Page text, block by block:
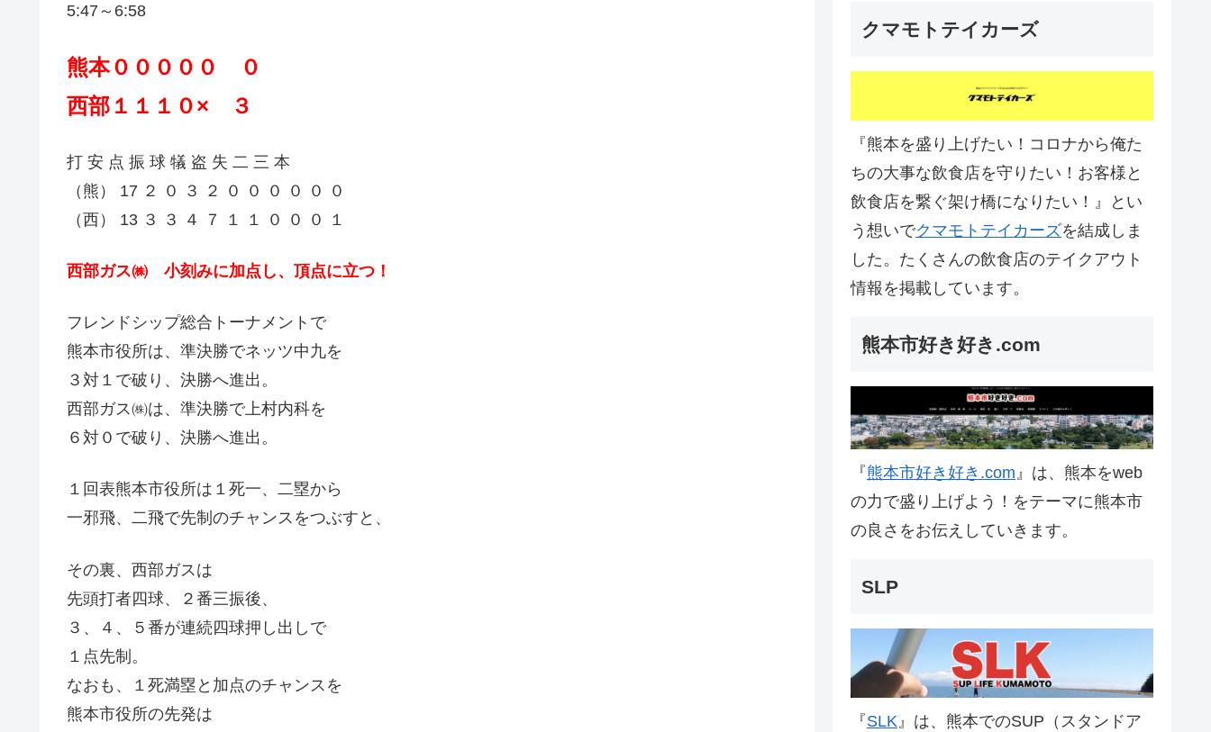
5:47～6:58
熊本０００００ ０
西部１１１０× ３
打 安 点 振 球 犠 盗 失 二 三 本
（熊） 17 ２ ０ ３ ２ ０ ０ ０ ０ ０ ０
（西） 13 ３ ３ ４ ７ １ １ ０ ０ ０ １
西部ガス㈱ 小刻みに加点し、頂点に立つ！
フレンドシップ総合トーナメントで
熊本市役所は、準決勝でネッツ中九を
３対１で破り、決勝へ進出。
西部ガス㈱は、準決勝で上村内科を
６対０で破り、決勝へ進出。
１回表熊本市役所は１死一、二塁から
一邪飛、二飛で先制のチャンスをつぶすと、
その裏、西部ガスは
先頭打者四球、２番三振後、
３、４、５番が連続四球押し出しで
１点先制。
なおも、１死満塁と加点のチャンスを
熊本市役所の先発は
クマモトテイカーズ
『熊本を盛り上げたい！コロナから俺た
ちの大事な飲食店を守りたい！お客様と
飲食店を繋ぐ架け橋になりたい！』とい
う想いでクマモトテイカーズを結成しま
した。たくさんの飲食店のテイクアウト
情報を掲載しています。
熊本市好き好き.com
『熊本市好き好き.com 』は、熊本をweb
の力で盛り上げよう！をテーマに熊本市
の良さをお伝えしていきます。
SLP
『SLK 』は、熊本でのSUP（スタンドア